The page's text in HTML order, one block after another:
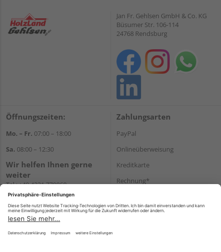
Jan Fr. Gehlsen GmbH & Co. KG
Büsumer Str. 106-114
24768 Rendsburg
Öffnungszeiten:
Mo. – Fr. 07:00 – 18:00
Sa. 08:00 – 12:30
Wir helfen Ihnen gerne
weiter
Tel.:+49 4331 770060
E-Mail:onlineshop@gehlsen.de
WhatsApp
Zahlungsarten
PayPal
Onlineüberweisung
Kreditkarte
Rechnung*
Versand